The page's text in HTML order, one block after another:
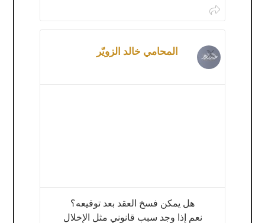
المحامي خالد الزويّر
هل يمكن فسخ العقد بعد توقيعه؟
نعم إذا وجد سبب قانوني مثل الإخلال